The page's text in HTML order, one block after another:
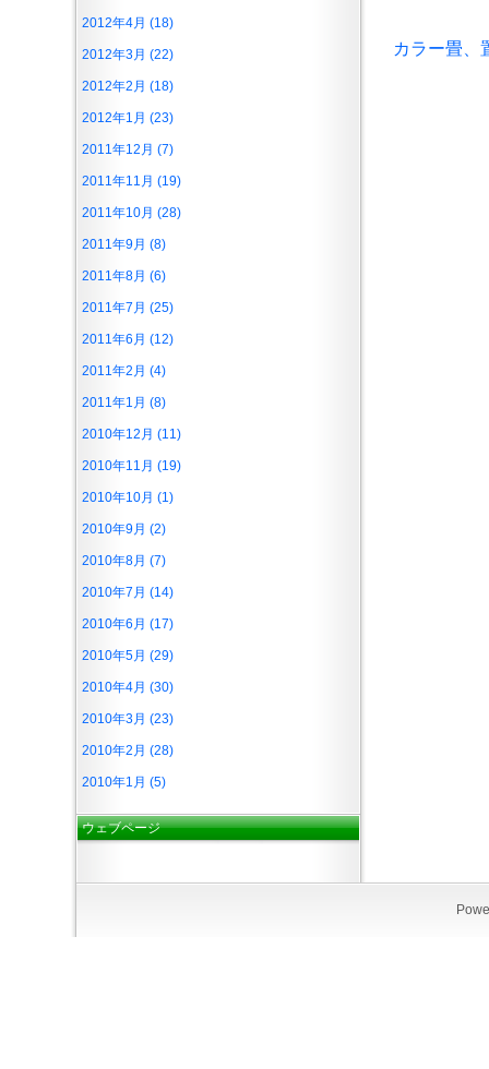
カラー畳、
2012年4月 (18)
2012年3月 (22)
2012年2月 (18)
2012年1月 (23)
2011年12月 (7)
2011年11月 (19)
2011年10月 (28)
2011年9月 (8)
2011年8月 (6)
2011年7月 (25)
2011年6月 (12)
2011年2月 (4)
2011年1月 (8)
2010年12月 (11)
2010年11月 (19)
2010年10月 (1)
2010年9月 (2)
2010年8月 (7)
2010年7月 (14)
2010年6月 (17)
2010年5月 (29)
2010年4月 (30)
2010年3月 (23)
2010年2月 (28)
2010年1月 (5)
ウェブページ